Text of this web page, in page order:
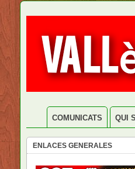
COMUNICATS QUI
ENLACES GENERALES